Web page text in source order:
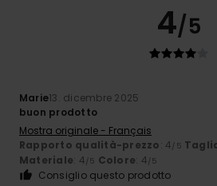
4/5
Marie13. dicembre 2025
buon prodotto
Mostra originale - Français
Rapporto qualità-prezzo: 4/5
Materiale: 4/5 Colore: 4/5
Consiglio questo prodotto